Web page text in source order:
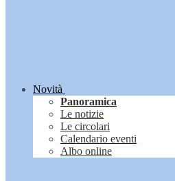
Novità
Panoramica
Le notizie
Le circolari
Calendario eventi
Albo online